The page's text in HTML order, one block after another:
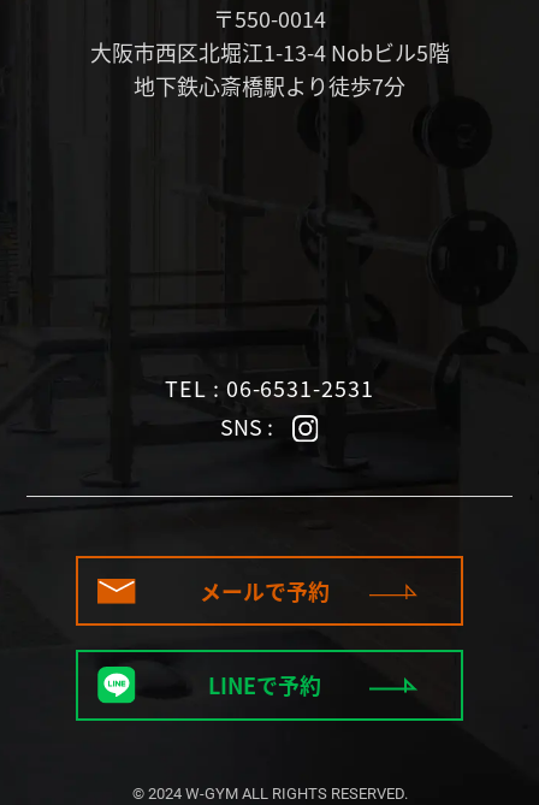
〒550-0014
大阪市西区北堀江1-13-4 Nobビル5階
地下鉄心斎橋駅より徒歩7分
TEL : 06-6531-2531
SNS :
メールで予約
LINEで予約
© 2024 W-GYM ALL RIGHTS RESERVED.